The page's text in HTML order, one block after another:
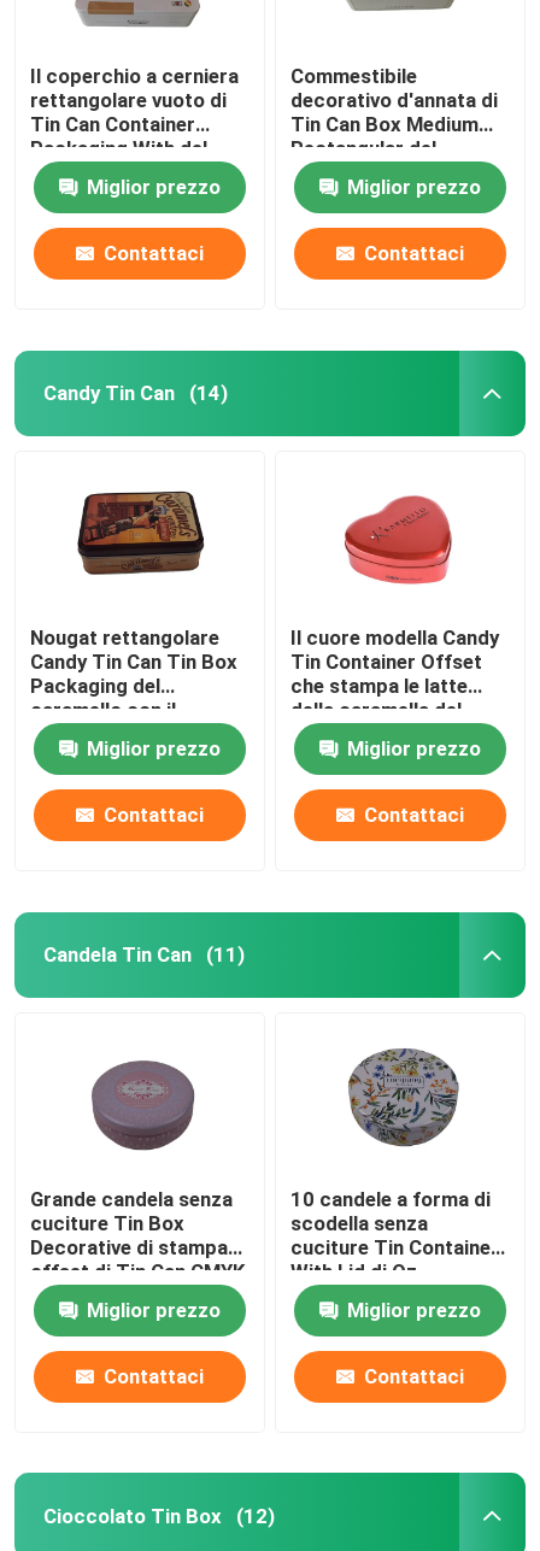
Il coperchio a cerniera
rettangolare vuoto di
Tin Can Container
Packaging With del
biscotto progetta
Miglior prezzo
Contattaci
Commestibile
decorativo d'annata di
Tin Can Box Medium
Rectangular del
biscotto
Miglior prezzo
Contattaci
Candy Tin Can (14)
Nougat rettangolare
Candy Tin Can Tin Box
Packaging del
caramello con il
coperchio a cerniera
Miglior prezzo
Contattaci
Il cuore modella Candy
Tin Container Offset
che stampa le latte
della caramella del
metallo con il
coperchioMiglior prezzo
Contattaci
Candela Tin Can (11)
Grande candela senza
cuciture Tin Box
Decorative di stampa
offset di Tin Can CMYK
della candela
Miglior prezzo
Contattaci
10 candele a forma di
scodella senza
cuciture Tin Container
With Lid di Oz
Miglior prezzo
Contattaci
Cioccolato Tin Box (12)